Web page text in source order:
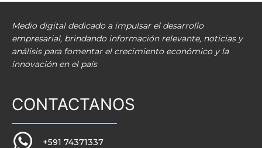
Medio digital dedicado a impulsar el desarrollo
empresarial, brindando información relevante, noticias y
análisis para fomentar el crecimiento económico y la
innovación en el país
CONTACTANOS
+591 74371337